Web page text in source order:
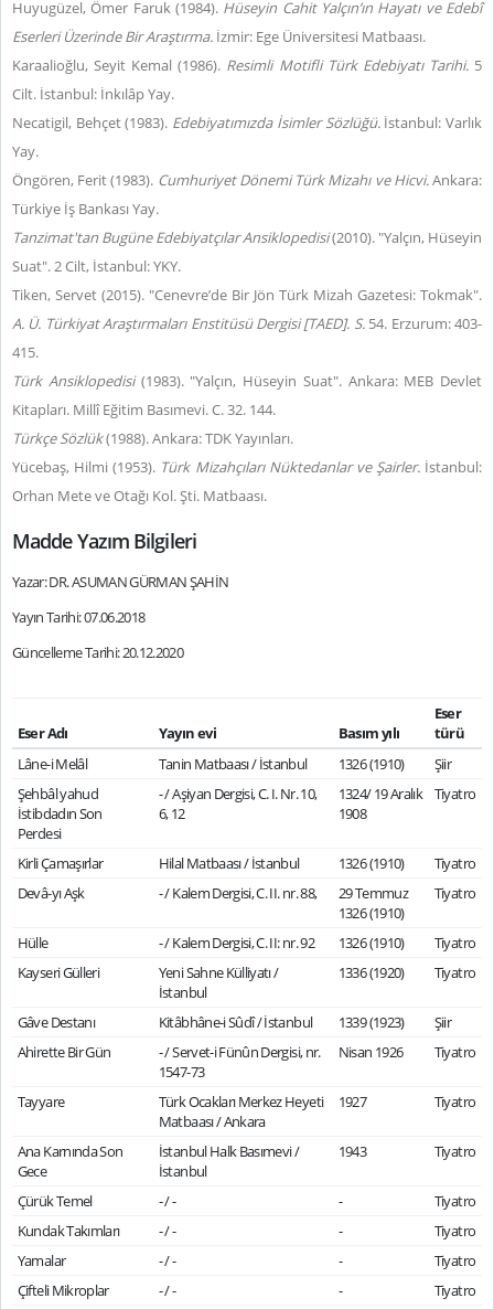
Huyugüzel, Ömer Faruk (1984). Hüseyin Cahit Yalçın’ın Hayatı ve Edebî
Eserleri Üzerinde Bir Araştırma. İzmir: Ege Üniversitesi Matbaası.
Karaalioğlu, Seyit Kemal (1986). Resimli Motifli Türk Edebiyatı Tarihi.5
Cilt. İstanbul: İnkılâp Yay.
Necatigil, Behçet (1983). Edebiyatımızda İsimler Sözlüğü.İstanbul: Varlık
Yay.
Öngören, Ferit (1983). Cumhuriyet Dönemi Türk Mizahı ve Hicvi.Ankara:
Türkiye İş Bankası Yay.
Tanzimat'tan Bugüne Edebiyatçılar Ansiklopedisi(2010). "Yalçın, Hüseyin
Suat".2 Cilt, İstanbul: YKY.
Tiken, Servet (2015). "Cenevre’de Bir Jön Türk Mizah Gazetesi: Tokmak".
A. Ü. Türkiyat Araştırmaları Enstitüsü Dergisi [TAED]. S. 54. Erzurum: 403-
415.
Türk Ansiklopedisi (1983). "Yalçın, Hüseyin Suat". Ankara: MEB Devlet
Kitapları. Millî Eğitim Basımevi. C. 32. 144.
Türkçe Sözlük(1988). Ankara: TDK Yayınları.
Yücebaş, Hilmi (1953). Türk Mizahçıları Nüktedanlar ve Şairler.İstanbul:
Orhan Mete ve Otağı Kol. Şti. Matbaası.
Madde Yazım Bilgileri
Yazar: DR. ASUMAN GÜRMAN ŞAHİN
Yayın Tarihi: 07.06.2018
Güncelleme Tarihi: 20.12.2020
Eser Adı Yayın evi Basım yılı
Eser
türü
Lâne-i Melâl
Tanin Matbaası / İstanbul 1326 (1910)
Şiir
Şehbâl yahud
İstibdadın Son
Perdesi
- / Aşiyan Dergisi, C. I. Nr. 10,
6, 12
1324/ 19 Aralık
1908
Tiyatro
Kirli Çamaşırlar Hilal Matbaası / İstanbul 1326 (1910)
Tiyatro
Devâ-yı Aşk
- / Kalem Dergisi, C. II. nr. 88,
29 Temmuz
1326 (1910)
Tiyatro
Hülle - / Kalem Dergisi, C. II: nr. 92 1326 (1910)
Tiyatro
Kayseri Gülleri
Yeni Sahne Külliyatı /
İstanbul
1336 (1920) Tiyatro
Gâve Destanı Kitâbhâne-i Sûdî / İstanbul 1339 (1923)
Şiir
Ahirette Bir Gün
- / Servet-i Fünûn Dergisi, nr.
1547-73
Nisan 1926 Tiyatro
Tayyare
Türk Ocakları Merkez Heyeti
Matbaası / Ankara
1927 Tiyatro
Ana Karnında Son
Gece
İstanbul Halk Basımevi /
İstanbul
1943 Tiyatro
Çürük Temel - / - -
Tiyatro
Kundak Takımları
- / - -
Tiyatro
Yamalar
- / - -
Tiyatro
Çifteli Mikroplar
- / - -
Tiyatro